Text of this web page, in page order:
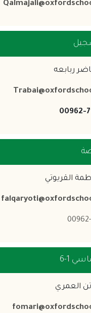
ربابعه
00962-
القريوتي
1-6
العمري